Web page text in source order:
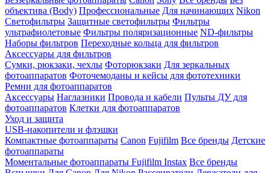
объектива (Body) Профессиональные Для начинающих Nikon
Светофильтры Защитные светофильтры Фильтры
ультрафиолетовые Фильтры поляризационные ND-фильтры
Наборы фильтров Переходные кольца для фильтров
Аксессуары для фильтров
Сумки, рюкзаки, чехлы Фоторюкзаки Для зеркальных
фотоаппаратов Фоточемоданы и кейсы для фототехники
Ремни для фотоаппаратов
Аксессуары Наглазники Провода и кабели Пульты ДУ для
фотоаппаратов Клетки для фотоаппаратов
Уход и защита
USB-накопители и флэшки
Компактные фотоаппараты Canon Fujifilm Все бренды Детские
фотоаппараты
Моментальные фотоаппараты Fujifilm Instax Все бренды